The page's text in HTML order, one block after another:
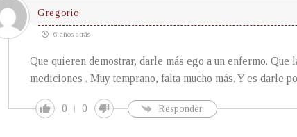
Gregorio
6 años atrás
Que quieren demostrar, darle más ego a un enfermo. Que
mediciones . Muy temprano, falta mucho más. Y es darle
0 0 Responder